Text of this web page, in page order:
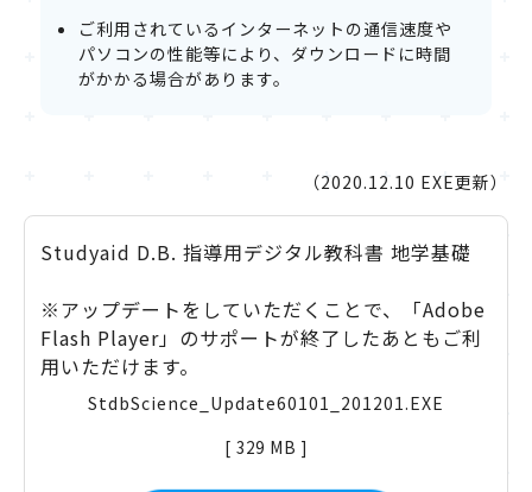
ご利用されているインターネットの通信速度や
パソコンの性能等により、ダウンロードに時間
がかかる場合があります。
（2020.12.10 EXE更新）
Studyaid D.B. 指導用デジタル教科書 地学基礎
※アップデートをしていただくことで、「Adobe
Flash Player」のサポートが終了したあともご利
用いただけます。
StdbScience_Update60101_201201.EXE
[ 329 MB ]